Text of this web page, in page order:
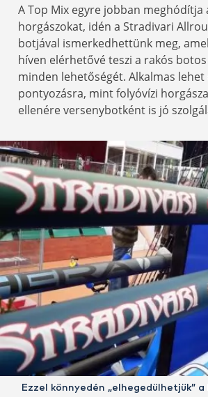
A Top Mix egyre jobban meghódítja
horgászokat, idén a Stradivari
botjával ismerkedhettünk meg,
híven elérhetővé teszi a rakós
minden lehetőségét. Alkalmas lehet
pontyozásra, mint folyóvízi
ellenére versenybotként is jó
Ezzel könnyedén „elhegedülhetjük”